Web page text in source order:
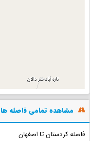
مشاهده تمامی فاصله ها
فاصله کردستان تا اصفهان